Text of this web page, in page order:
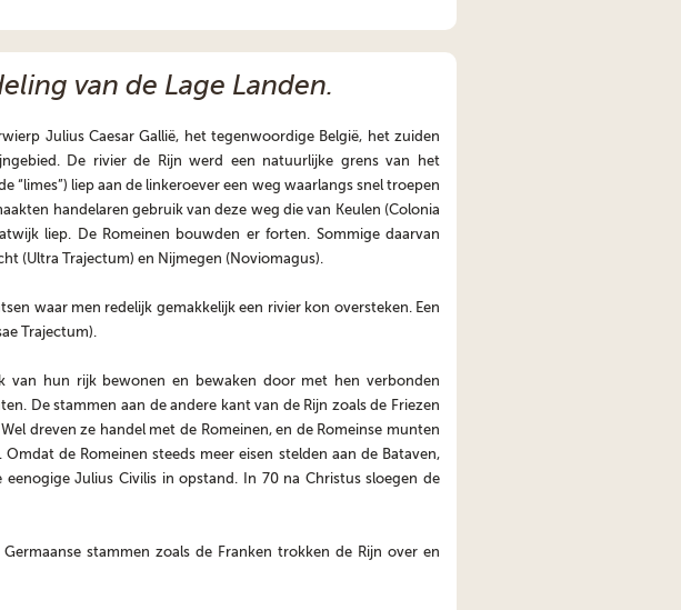
van de Lage Landen.
Julius Caesar Gallië, het tegenwoordige België, het zuiden
De rivier de Rijn werd een natuurlijke grens van het
“limes”) liep aan de linkeroever een weg waarlangs snel troepen
handelaren gebruik van deze weg die van Keulen (Colonia
liep. De Romeinen bouwden er forten. Sommige daarvan
(Ultra Trajectum) en Nijmegen (Noviomagus).
waar men redelijk gemakkelijk een rivier kon oversteken. Een
Trajectum).
van hun rijk bewonen en bewaken door met hen verbonden
De stammen aan de andere kant van de Rijn zoals de Friezen
dreven ze handel met de Romeinen, en de Romeinse munten
de Romeinen steeds meer eisen stelden aan de Bataven,
Julius Civilis in opstand. In 70 na Christus sloegen de
stammen zoals de Franken trokken de Rijn over en